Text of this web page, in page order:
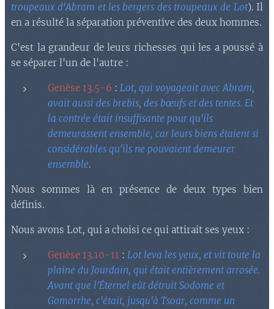
troupeaux d'Abram et les bergers des troupeaux de Lot). Il
en a résulté la séparation préventive des deux hommes.
C'est la grandeur de leurs richesses qui les a poussé à
se séparer l'un de l'autre :
Genèse 13.5-6 : Lot, qui voyageait avec Abram,
avait aussi des brebis, des bœufs et des tentes. Et
la contrée était insuffisante pour qu'ils
demeurassent ensemble, car leurs biens étaient si
considérables qu'ils ne pouvaient demeurer
ensemble.
Nous sommes là en présence de deux types bien
définis.
Nous avons Lot, qui a choisi ce qui attirait ses yeux :
Genèse 13.10-11 : Lot leva les yeux, et vit toute la
plaine du Jourdain, qui était entièrement arrosée.
Avant que l'Éternel eût détruit Sodome et
Gomorrhe, c'était, jusqu'à Tsoar, comme un